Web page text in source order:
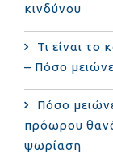
κινδύνου
Τι είναι
– Πόσο
Πόσο
πρόωρου
ψωρίαση